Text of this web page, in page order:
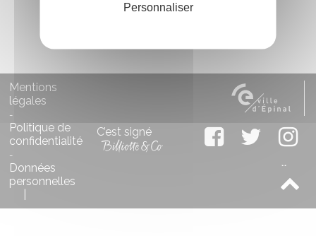
Mentions
légales
-
Politique de
confidentialité
-
Données
personnelles
C’est signé
Personnaliser